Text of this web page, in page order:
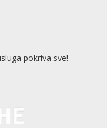
pokriva sve!